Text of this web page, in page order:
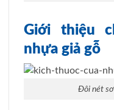
Giới thiệu
nhựa giả gỗ
Đôi nét sơ